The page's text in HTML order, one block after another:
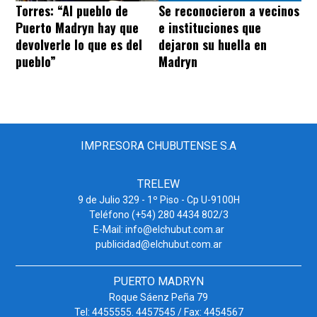
Torres: “Al pueblo de
Puerto Madryn hay que
devolverle lo que es del
pueblo”
Se reconocieron a vecinos
e instituciones que
dejaron su huella en
Madryn
IMPRESORA CHUBUTENSE S.A
TRELEW
9 de Julio 329 - 1º Piso - Cp U-9100H
Teléfono (+54) 280 4434 802/3
E-Mail: info@elchubut.com.ar
publicidad@elchubut.com.ar
PUERTO MADRYN
Roque Sáenz Peña 79
Tel: 4455555. 4457545 / Fax: 4454567